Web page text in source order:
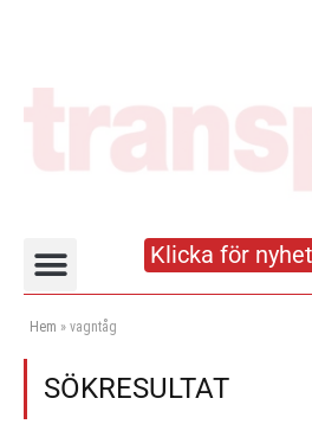
Klicka för
Hem » vagntåg
SÖKRESULTAT